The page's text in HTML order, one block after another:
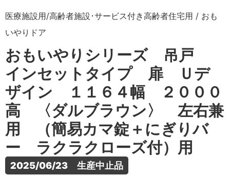
医療施設用/高齢者施設･サービス付き高齢者住宅用 / おも
いやりドア
おもいやりシリーズ 吊戸
インセットタイプ 扉 Ｕデ
ザイン １１６４幅 ２０００
高 〈ダルブラウン〉 左右兼
用 （簡易カマ錠＋にぎりバ
ー ラクラクローズ付）用
2025/06/23　生産中止品